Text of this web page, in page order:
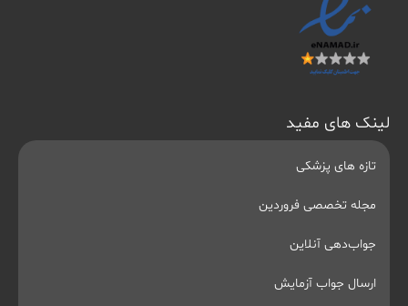
لینک های مفید
تازه های پزشکی
مجله تخصصی فروردین
جواب‌دهی آنلاین
ارسال جواب آزمایش